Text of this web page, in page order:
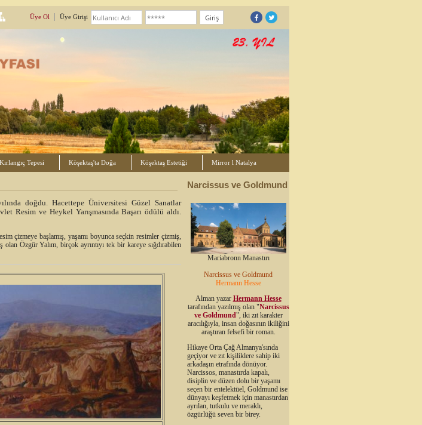
Üye Ol Üye Girişi
Kırlangıç Tepesi Köşektaş'ta Doğa Köşektaş Estetiği Mirror l Natalya
doğdu. Hacettepe Üniversitesi Güzel Sanatlar
Resim ve Heykel Yarışmasında Başarı ödülü aldı.
çizmeye başlamış, yaşamı boyunca seçkin resimler çizmiş,
Özgür Yalım, birçok ayrıntıyı tek bir kareye sığdırabilen
Narcissus ve Goldmund
Mariabronn Manastırı
Narcissus ve Goldmund
Hermann Hesse
Alman yazar Hermann Hesse
tarafından yazılmış olan "Narcissus
ve Goldmund", iki zıt karakter
aracılığıyla, insan doğasının ikiliğini
araştıran felsefi bir roman.
Hikaye Orta Çağ Almanya'sında
geçiyor ve zıt kişiliklere sahip iki
arkadaşın etrafında dönüyor.
Narcissos, manastırda kapalı,
disiplin ve düzen dolu bir yaşamı
seçen bir entelektüel, Goldmund ise
dünyayı keşfetmek için manastırdan
ayrılan, tutkulu ve meraklı,
özgürlüğü seven bir birey.